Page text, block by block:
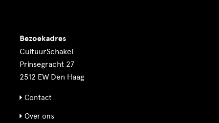
Bezoekadres
CultuurSchakel
Prinsegracht 27
2512 EW Den Haag
Contact
Over ons